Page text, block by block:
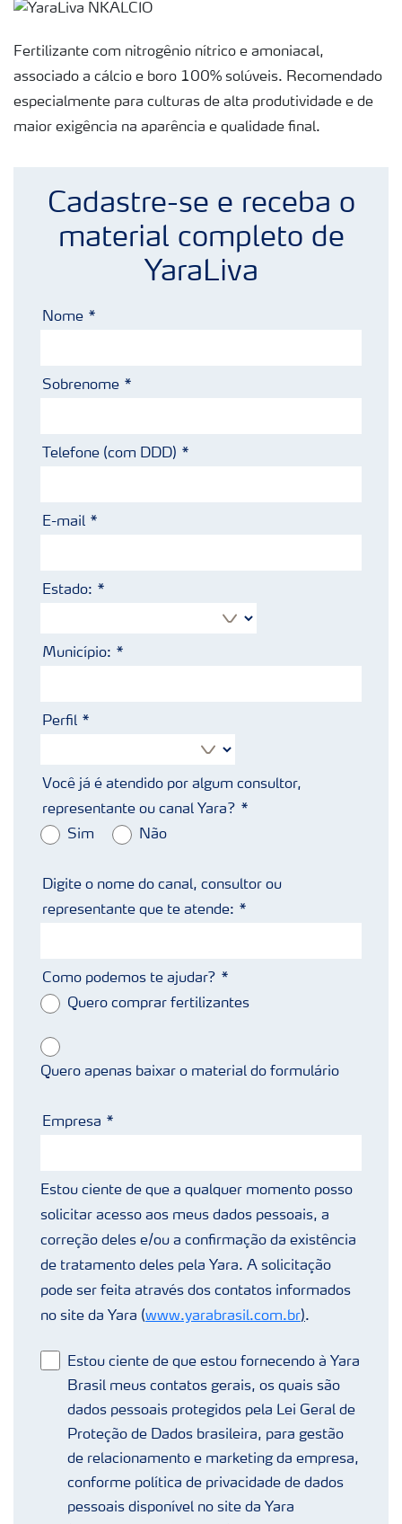
Fertilizantes
Manuseio
de
Soluções
Yara |
Milho
Fertilizante com nitrogênio nítrico e amoniacal,
associado a cálcio e boro 100% solúveis. Recomendado
especialmente para culturas de alta produtividade e de
maior exigência na aparência e qualidade final.
Cadastre-se e receba o
material completo de
YaraLiva
Nome
Sobrenome
Telefone (com DDD)
E-mail
Estado:
Município:
Perfil
Você já é atendido por algum consultor,
representante ou canal Yara?
Sim
Não
Digite o nome do canal, consultor ou
representante que te atende:
Como podemos te ajudar?
Quero comprar fertilizantes
Quero apenas baixar o material do formulário
Empresa
Estou ciente de que a qualquer momento posso
solicitar acesso aos meus dados pessoais, a
correção deles e/ou a confirmação da existência
de tratamento deles pela Yara. A solicitação
pode ser feita através dos contatos informados
no site da Yara (www.yarabrasil.com.br).
Estou ciente de que estou fornecendo à Yara
Brasil meus contatos gerais, os quais são
dados pessoais protegidos pela Lei Geral de
Proteção de Dados brasileira, para gestão
de relacionamento e marketing da empresa,
conforme política de privacidade de dados
pessoais disponível no site da Yara